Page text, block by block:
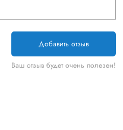
Добавить отзыв
Ваш отзыв будет очень полезен!